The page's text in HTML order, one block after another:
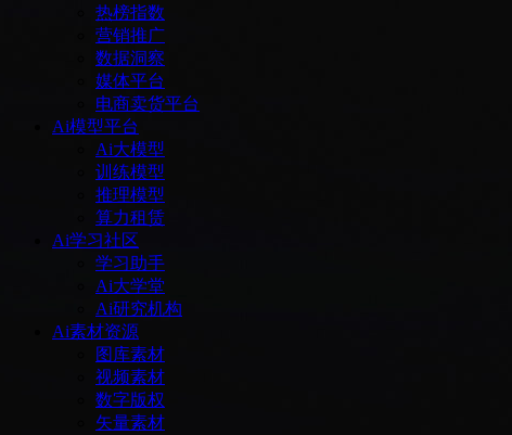
热榜指数
营销推广
数据洞察
媒体平台
电商卖货平台
Ai模型平台
Ai大模型
训练模型
推理模型
算力租赁
Ai学习社区
学习助手
Ai大学堂
Ai研究机构
Ai素材资源
图库素材
视频素材
数字版权
矢量素材